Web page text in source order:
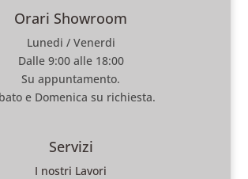
Orari Showroom
Lunedi / Venerdi
Dalle 9:00 alle 18:00
Su appuntamento.
e Domenica su richiesta.
Servizi
I nostri Lavori